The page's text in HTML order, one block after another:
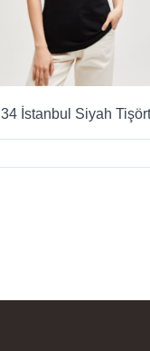
34 İstanbul Siyah